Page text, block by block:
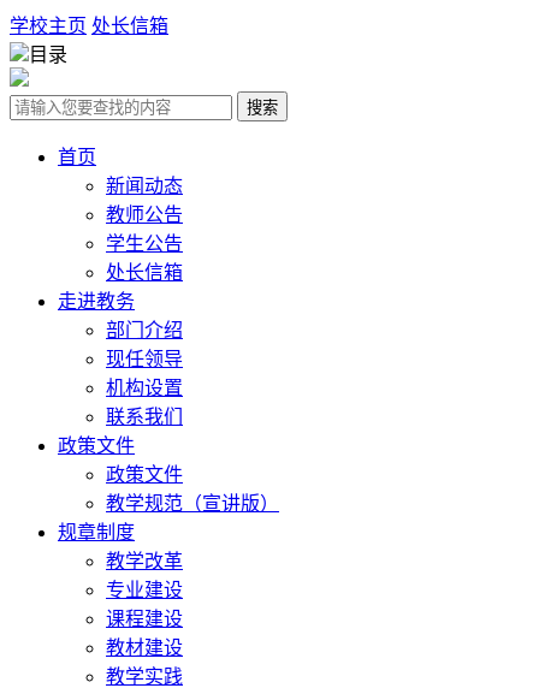
学校主页 处长信箱
目录
搜索
首页
新闻动态
教师公告
学生公告
处长信箱
走进教务
部门介绍
现任领导
机构设置
联系我们
政策文件
政策文件
教学规范（宣讲版）
规章制度
教学改革
专业建设
课程建设
教材建设
教学实践